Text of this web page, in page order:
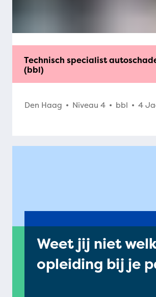
Technisch specialist
(bbl)
Den Haag Niveau 4 bbl 4
Weet jij niet
opleiding bij je